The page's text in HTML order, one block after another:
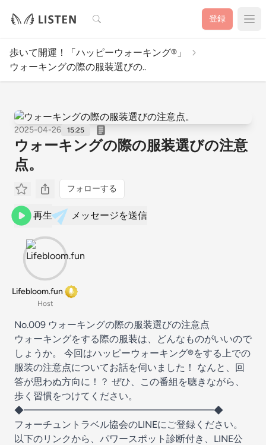
検索 登録
歩いて開運！「ハッピーウォーキング®︎」
ウォーキングの際の服装選びの..
2025-04-26 15:25
ウォーキングの際の服装選びの注意
点。
フォローする
再生 メッセージを送信
Lifebloom.fun
Host
No.009 ウォーキングの際の服装選びの注意点
ウォーキングをする際の服装は、どんなものがいいので
しょうか。 今回はハッピーウォーキング®︎をする上での
服装の注意点についてお話を伺いました！ なんと、回
答が思わぬ方向に！？ ぜひ、この番組を聴きながら、
歩く習慣をつけてください。
◆━━━━━━━━━━━━━━━━━━━━◆
フォーチュントラベル協会のLINEにご登録ください。
以下のリンクから、パワースポット診断付き、LINE公